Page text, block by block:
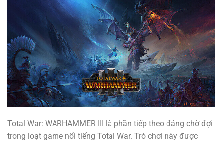
Total War: WARHAMMER III là phần tiếp theo đáng chờ đợi
trong loạt game nổi tiếng Total War. Trò chơi này được